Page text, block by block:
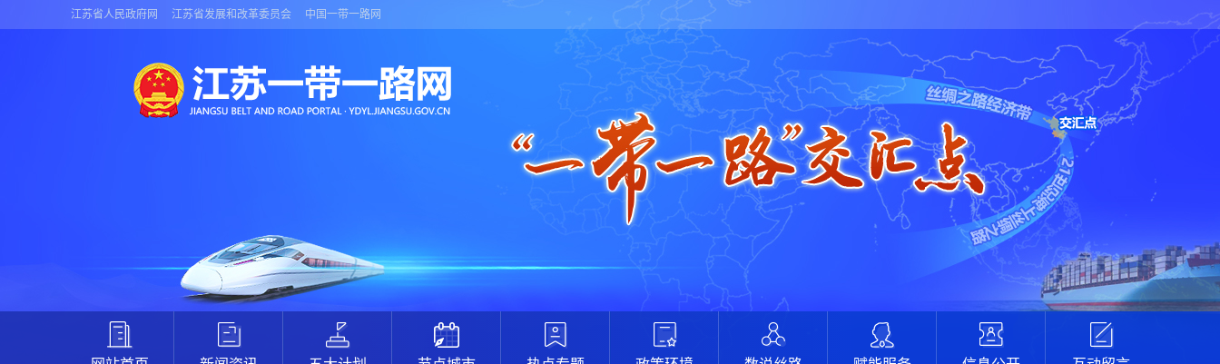
江苏省人民政府网 江苏省发展和改革委员会 中国一带一路网